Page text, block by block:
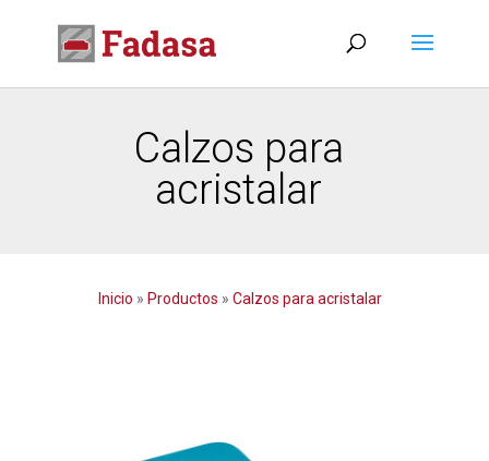
Calzos para
acristalar
Inicio » Productos » Calzos para acristalar